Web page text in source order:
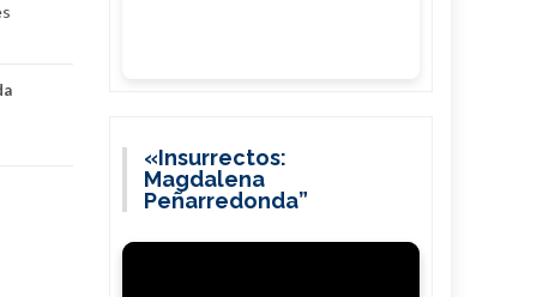
«Insurrectos:
Magdalena
Peñarredonda”